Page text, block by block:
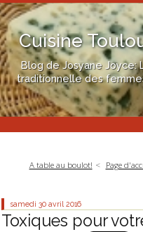
Cuisine
Blog de Josyane Joyce:
traditionnelle des
A table au boulot! Page
samedi 30 avril 2016
Toxiques pour